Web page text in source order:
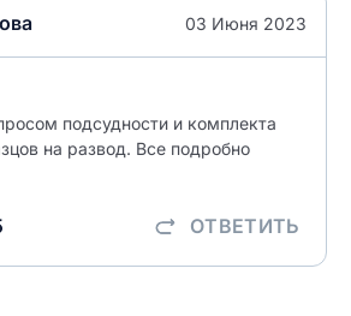
03 Июня 2023
подсудности и комплекта
на развод. Все подробно
ОТВЕТИТЬ